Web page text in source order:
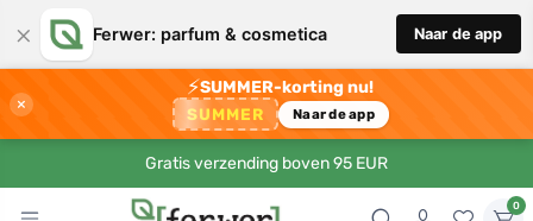
× Ferwer: parfum & cosmetica Naar de app
×
⚡SUMMER-korting nu!
SUMMER Naar de app
Gratis verzending boven 95 EUR
0